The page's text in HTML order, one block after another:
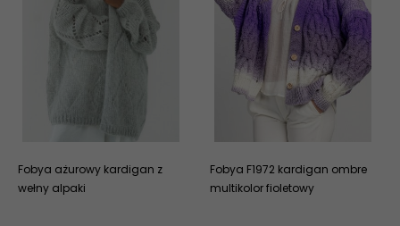
Fobya ażurowy kardigan z
wełny alpaki
Fobya F1972 kardigan ombre
multikolor fioletowy